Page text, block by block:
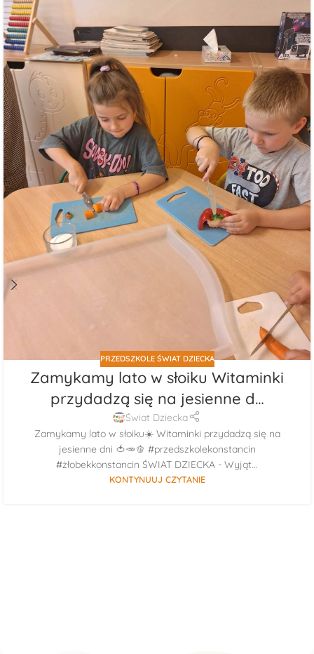
PRZEDSZKOLE ŚWIAT DZIECKA
Zamykamy lato w słoiku Witaminki
przydadzą się na jesienne d…
Świat Dziecka
Zamykamy lato w słoiku☀️ Witaminki przydadzą się na
jesienne dni 🍅🥕🫑 #przedszkolekonstancin
#żłobekkonstancin ŚWIAT DZIECKA - Wyjąt...
KONTYNUUJ CZYTANIE